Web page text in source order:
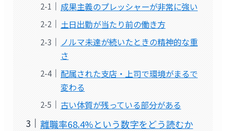
成果主義のプレッシャーが非常に強い
土日出勤が当たり前の働き方
ノルマ未達が続いたときの精神的な重
さ
配属された支店・上司で環境がまるで
変わる
古い体質が残っている部分がある
離職率68.4%という数字をどう読むか